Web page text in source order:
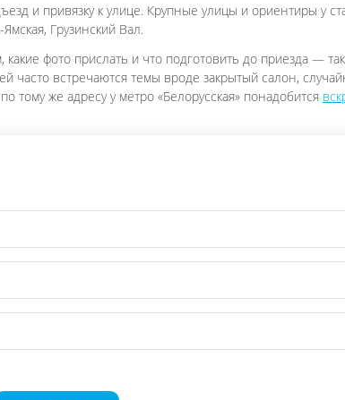
и привязку к улице. Крупные улицы и ориентиры у
Грузинский Вал.
фото прислать и что подготовить до приезда —
часто встречаются темы вроде закрытый салон,
тому же адресу у метро «Белорусская» понадобится